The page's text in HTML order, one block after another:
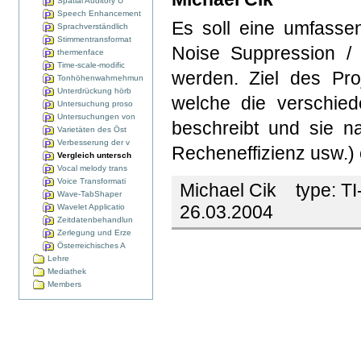
Speech Enhancement
Sprachverständlich
Stimmentransformat
thermenface
Time-scale-modific
Tonhöhenwahrnehmun
Unterdrückung hörb
Untersuchung proso
Untersuchungen von
Varietäten des Öst
Verbesserung der v
Vergleich untersch
Vocal melody trans
Voice Transformati
Wave-TabShaper
Wavelet Applicatio
Zeitdatenbehandlun
Zerlegung und Erze
Österreichisches A
Lehre
Mediathek
Members
Es soll eine
Noise Suppression /
werden. Ziel des
welche die
beschreibt und sie
Recheneffizienz
Michael Cik type:
26.03.2004